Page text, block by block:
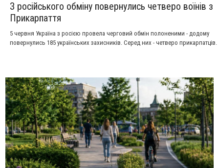
З російського обміну повернулись четверо воїнів з
Прикарпаття
5 червня Україна з росією провела черговий обмін полоненими - додому
повернулись 185 українських захисників. Серед них - четверо прикарпатців.